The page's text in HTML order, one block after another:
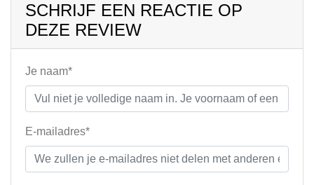
SCHRIJF EEN REACTIE OP
DEZE REVIEW
Je naam*
E-mailadres*